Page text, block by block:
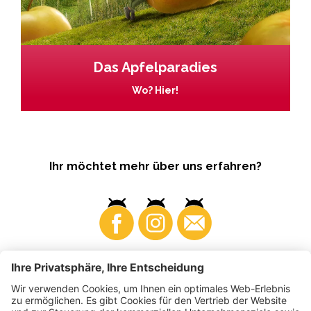
Das Apfelparadies
Wo? Hier!
Ihr möchtet mehr über uns erfahren?
Business Produzenten